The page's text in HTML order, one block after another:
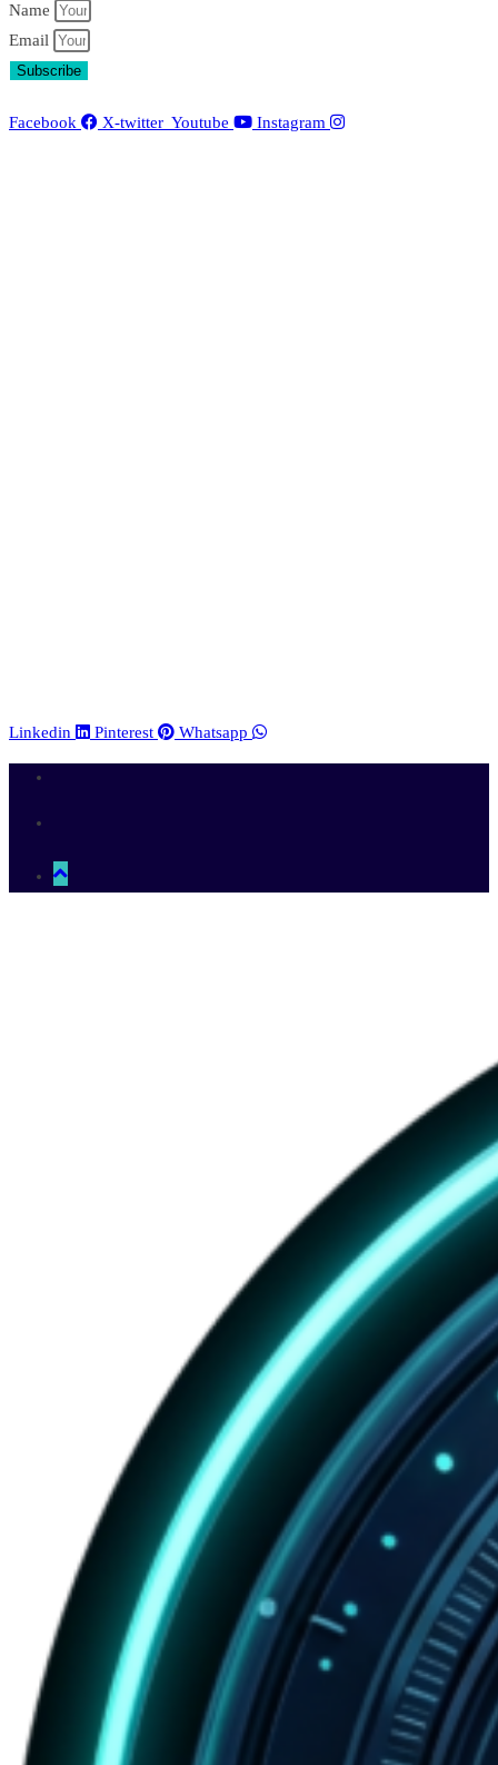
Name
Email
Subscribe
Facebook X-twitter Youtube Instagram
Linkedin Pinterest Whatsapp